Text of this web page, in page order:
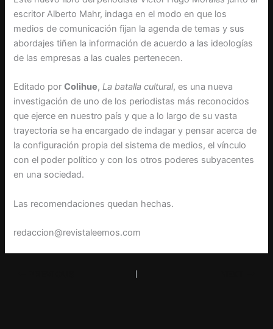
escritor Alberto Mahr, indaga en el modo en que los
medios de comunicación fijan la agenda de temas y sus
abordajes tiñen la información de acuerdo a las ideologías
de las empresas a las cuales pertenecen.
Editado porColihue,La batalla cultural, es una nueva
investigación de uno de los periodistas más reconocidos
que ejerce en nuestro país y que a lo largo de su vasta
trayectoria se ha encargado de indagar y pensar acerca de
la configuración propia del sistema de medios, el vínculo
con el poder político y con los otros poderes subyacentes
en una sociedad.
Las recomendaciones quedan hechas.
redaccion@revistaleemos.com